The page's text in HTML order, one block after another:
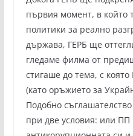
първия момент, в който
политики за реално
държава, ГЕРБ ще
гледаме филма от
стигаше до тема, с
(като оръжието за
Подобно
при две условия: или ПП